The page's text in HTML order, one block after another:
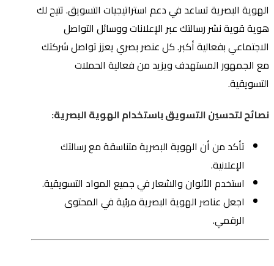
الهوية البصرية تساعد في دعم استراتيجيات التسويق. تتيح لك
هوية قوية نشر رسالتك عبر الإعلانات ووسائل التواصل
الاجتماعي بفعالية أكبر. كل عنصر بصري يعزز تواصل شركتك
مع الجمهور المستهدف ويزيد من فعالية الحملات
التسويقية.
نصائح لتحسين التسويق باستخدام الهوية البصرية:
تأكد من أن الهوية البصرية متناسقة مع رسالتك
الإعلانية.
استخدم الألوان والشعار في جميع المواد التسويقية.
اجعل عناصر الهوية البصرية مرئية في المحتوى
الرقمي.